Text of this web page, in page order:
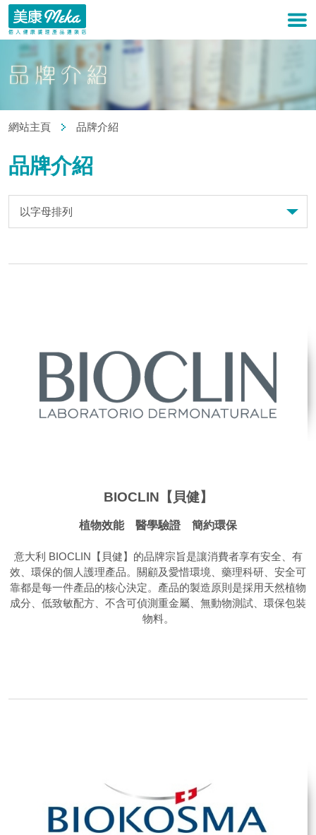
網站主頁 品牌介紹
品牌介紹
BIOCLIN【貝健】
植物效能 醫學驗證 簡約環保
意大利 BIOCLIN【貝健】的品牌宗旨是讓消費者享有安全、有
效、環保的個人護理產品。關顧及愛惜環境、藥理科研、安全可
靠都是每一件產品的核心決定。產品的製造原則是採用天然植物
成分、低致敏配方、不含可偵測重金屬、無動物測試、環保包裝
物料。